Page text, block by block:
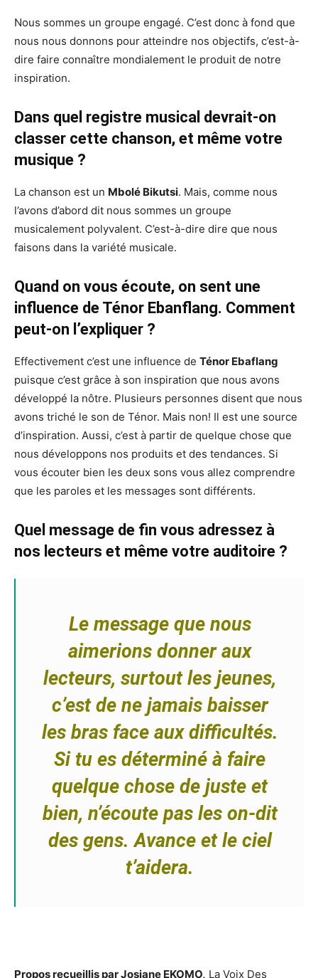
Nous sommes un groupe engagé. C’est donc à fond que
nous nous donnons pour atteindre nos objectifs, c’est-à-
dire faire connaître mondialement le produit de notre
inspiration.
Dans quel registre musical devrait-on
classer cette chanson, et même votre
musique ?
La chanson est un Mbolé Bikutsi. Mais, comme nous
l’avons d’abord dit nous sommes un groupe
musicalement polyvalent. C’est-à-dire dire que nous
faisons dans la variété musicale.
Quand on vous écoute, on sent une
influence de Ténor Ebanflang. Comment
peut-on l’expliquer ?
Effectivement c’est une influence de Ténor Ebaflang
puisque c’est grâce à son inspiration que nous avons
développé la nôtre. Plusieurs personnes disent que nous
avons triché le son de Ténor. Mais non! Il est une source
d’inspiration. Aussi, c’est à partir de quelque chose que
nous développons nos produits et des tendances. Si
vous écouter bien les deux sons vous allez comprendre
que les paroles et les messages sont différents.
Quel message de fin vous adressez à
nos lecteurs et même votre auditoire ?
Le message que nous
aimerions donner aux
lecteurs, surtout les jeunes,
c’est de ne jamais baisser
les bras face aux difficultés.
Si tu es déterminé à faire
quelque chose de juste et
bien, n’écoute pas les on-dit
des gens. Avance et le ciel
t’aidera.
Propos recueillis par Josiane EKOMO, La Voix Des